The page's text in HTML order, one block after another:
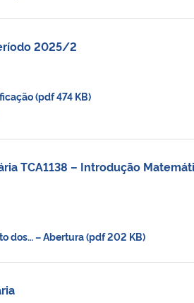
2025/2
(pdf 474 KB)
TCA1138 – Introdução
dos… – Abertura (pdf 202 KB)